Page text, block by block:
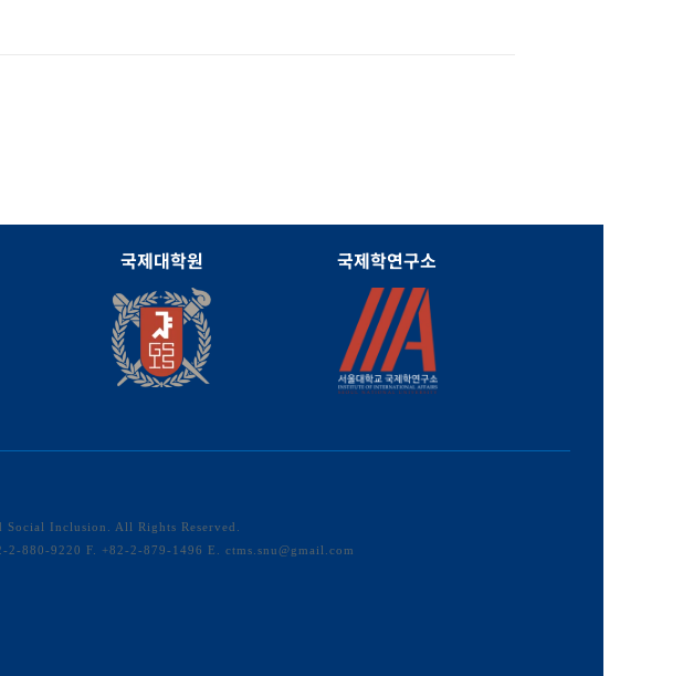
국제대학원 국제학연구소
Inclusion. All Rights Reserved.
2-880-9220 F. +82-2-879-1496 E. ctms.snu@gmail.com